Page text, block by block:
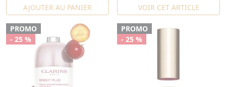
AJOUTER AU PANIER VOIR CET ARTICLE
PROMO
- 25 %
PROMO
- 25 %